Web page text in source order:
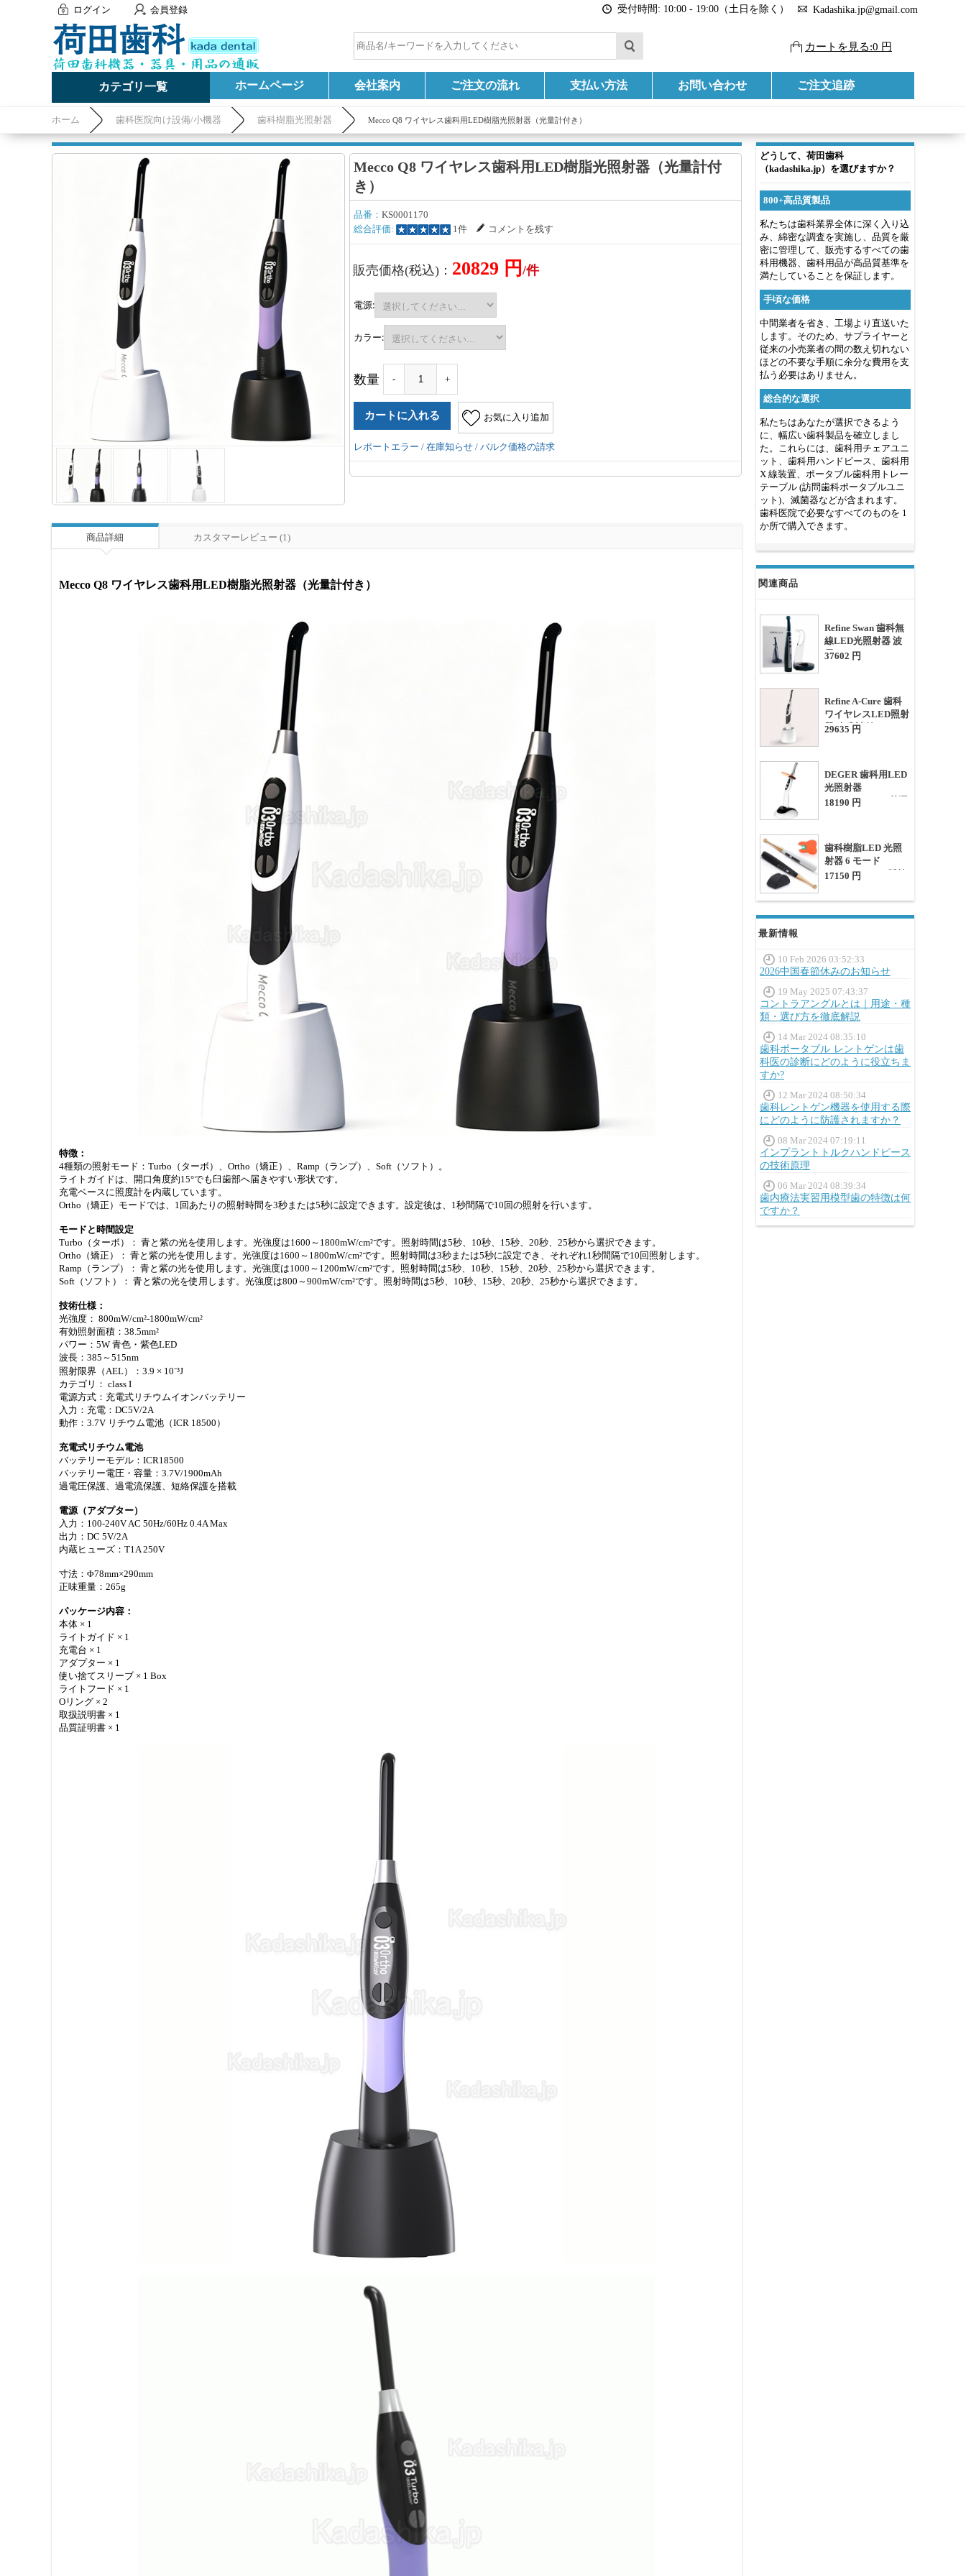
ログイン 会員登録 受付時間: 10:00 - 19:00（土日を除く） Kadashika.jp@gmail.com
カートを見る:0 円
カテゴリ一覧 ホームページ 会社案内 ご注文の流れ 支払い方法 お問い合わせ ご注文追跡
ホーム 歯科医院向け設備/小機器 歯科樹脂光照射器 Mecco Q8 ワイヤレス歯科用LED樹脂光照射器（光量計付き）
どうして、荷田歯科
（kadashika.jp）を選びますか？
800+高品質製品
私たちは歯科業界全体に深く入り込
み、綿密な調査を実施し、品質を厳
密に管理して、販売するすべての歯
科用機器、歯科用品が高品質基準を
満たしていることを保証します。
手頃な価格
中間業者を省き、工場より直送いた
します。そのため、サプライヤーと
従来の小売業者の間の数え切れない
ほどの不要な手順に余分な費用を支
払う必要はありません。
総合的な選択
私たちはあなたが選択できるよう
に、幅広い歯科製品を確立しまし
た。これらには、歯科用チェアユニ
ット、歯科用ハンドピース、歯科用
X 線装置、ポータブル歯科用トレー
テーブル (訪問歯科ポータブルユニ
ット)、滅菌器などが含まれます。
歯科医院で必要なすべてのものを 1
か所で購入できます。
関連商品
Refine Swan 歯科無
線LED光照射器 波
長385nm-515nm
37602 円
Refine A-Cure 歯科
ワイヤレスLED照射
器(光度計付き)
29635 円
DEGER 歯科用LED
光照射器
2300mw/cm2 (1秒硬
18190 円
歯科樹脂LED 光照
射器 6 モード
1800MW/CM2 齲蝕
17150 円
最新情報
10 Feb 2026 03:52:33
2026中国春節休みのお知らせ
19 May 2025 07:43:37
コントラアングルとは｜用途・種
類・選び方を徹底解説
14 Mar 2024 08:35:10
歯科ポータブル レントゲンは歯
科医の診断にどのように役立ちま
すか?
12 Mar 2024 08:50:34
歯科レントゲン機器を使用する際
にどのように防護されますか？
08 Mar 2024 07:19:11
インプラントトルクハンドピース
の技術原理
06 Mar 2024 08:39:34
歯内療法実習用模型歯の特徴は何
ですか？
Mecco Q8 ワイヤレス歯科用LED樹脂光照射器（光量計付
き）
品番： KS0001170
総合評価:
1件 コメントを残す
販売価格(税込)： 20829 円 /件
電源:
カラー:
数量 - +
お気に入り追加
レポートエラー / 在庫知らせ / バルク価格の請求
商品詳細 カスタマーレビュー (1)
Mecco Q8 ワイヤレス歯科用LED樹脂光照射器（光量計付き）
特徴：
4種類の照射モード：Turbo（ターボ）、Ortho（矯正）、Ramp（ランプ）、Soft（ソフト）。
ライトガイドは、開口角度約15°でも臼歯部へ届きやすい形状です。
充電ベースに照度計を内蔵しています。
Ortho（矯正）モードでは、1回あたりの照射時間を3秒または5秒に設定できます。設定後は、1秒間隔で10回の照射を行います。
モードと時間設定
Turbo（ターボ）： 青と紫の光を使用します。光強度は1600～1800mW/cm²です。照射時間は5秒、10秒、15秒、20秒、25秒から選択できます。
Ortho（矯正）： 青と紫の光を使用します。光強度は1600～1800mW/cm²です。照射時間は3秒または5秒に設定でき、それぞれ1秒間隔で10回照射します。
Ramp（ランプ）： 青と紫の光を使用します。光強度は1000～1200mW/cm²です。照射時間は5秒、10秒、15秒、20秒、25秒から選択できます。
Soft（ソフト）： 青と紫の光を使用します。光強度は800～900mW/cm²です。照射時間は5秒、10秒、15秒、20秒、25秒から選択できます。
技術仕様：
光強度： 800mW/cm²-1800mW/cm²
有効照射面積：38.5mm²
パワー：5W 青色・紫色LED
波長：385～515nm
照射限界（AEL）：3.9 × 10⁻³J
カテゴリ： class I
電源方式：充電式リチウムイオンバッテリー
入力：充電：DC5V/2A
動作：3.7V リチウム電池（ICR 18500）
充電式リチウム電池
バッテリーモデル：ICR18500
バッテリー電圧・容量：3.7V/1900mAh
過電圧保護、過電流保護、短絡保護を搭載
電源（アダプター）
入力：100-240V AC 50Hz/60Hz 0.4A Max
出力：DC 5V/2A
内蔵ヒューズ：T1A 250V
寸法：Φ78mm×290mm
正味重量：265g
パッケージ内容：
本体 × 1
ライトガイド × 1
充電台 × 1
アダプター × 1
使い捨てスリーブ × 1 Box
ライトフード × 1
Oリング × 2
取扱説明書 × 1
品質証明書 × 1